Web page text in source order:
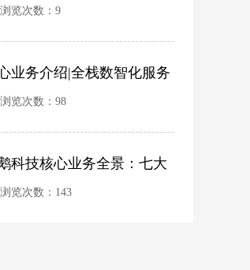
见”这件事
览次数：9
业务介绍|全栈数智化服务
览次数：98
科技核心业务全景：七大
覆盖数字化全链路
览次数：143